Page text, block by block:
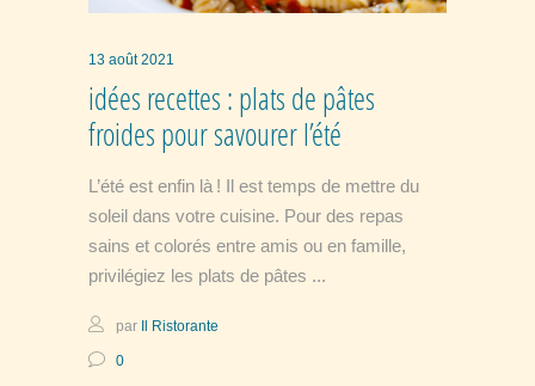
13 août 2021
idées recettes : plats de pâtes
froides pour savourer l’été
L’été est enfin là ! Il est temps de mettre du
soleil dans votre cuisine. Pour des repas
sains et colorés entre amis ou en famille,
privilégiez les plats de pâtes
par Il Ristorante
0